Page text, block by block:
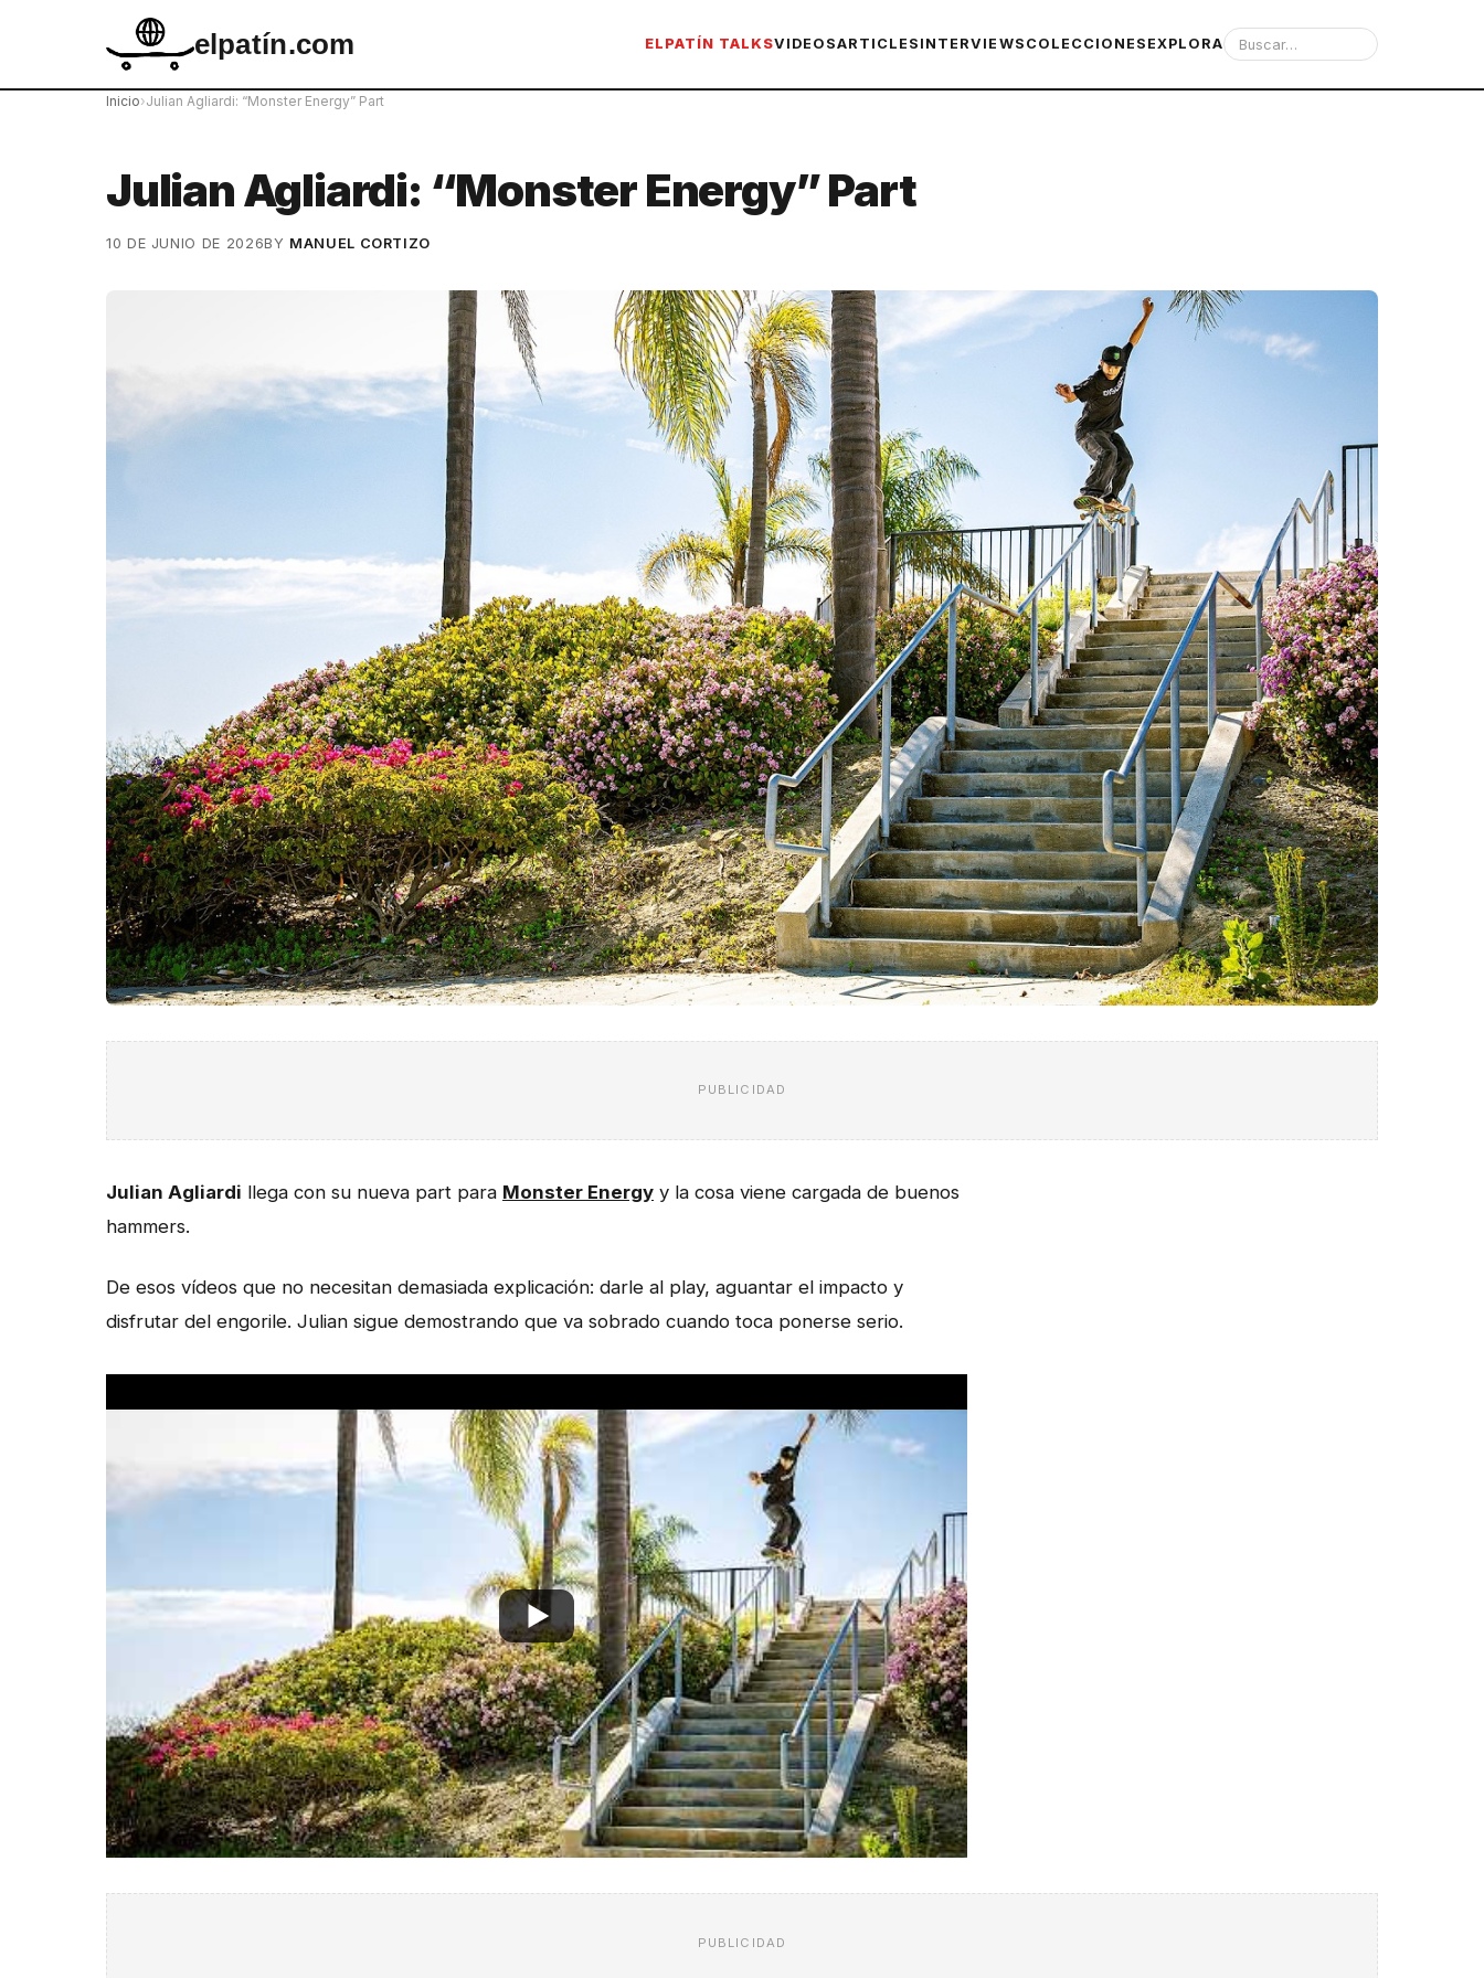
elpatín.com ELPATÍN TALKSVIDEOSARTICLES INTERVIEWS COLECCIONES EXPLORA
Inicio›Julian Agliardi: “Monster Energy” Part
Julian Agliardi: “Monster Energy” Part
10 DE JUNIO DE 2026BY MANUEL CORTIZO
PUBLICIDAD
Julian Agliardi llega con su nueva part para Monster Energy y la cosa viene cargada de buenos
hammers.
De esos vídeos que no necesitan demasiada explicación: darle al play, aguantar el impacto y
disfrutar del engorile. Julian sigue demostrando que va sobrado cuando toca ponerse serio.
PUBLICIDAD